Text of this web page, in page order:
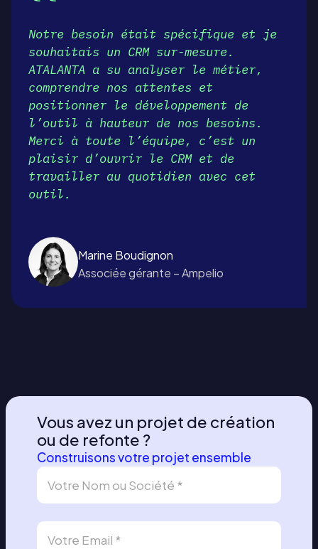
Notre besoin était spécifique et je
souhaitais un CRM sur-mesure.
ATALANTA a su analyser le métier,
comprendre nos attentes et
positionner le développement de
l’outil à hauteur de nos besoins.
Merci à toute l’équipe, c’est un
plaisir d’ouvrir le CRM et de
travailler au quotidien avec cet
outil.
Marine Boudignon
Associée gérante – Ampelio
Vous avez un projet de création
ou de refonte ?
Construisons votre projet ensemble
D
a